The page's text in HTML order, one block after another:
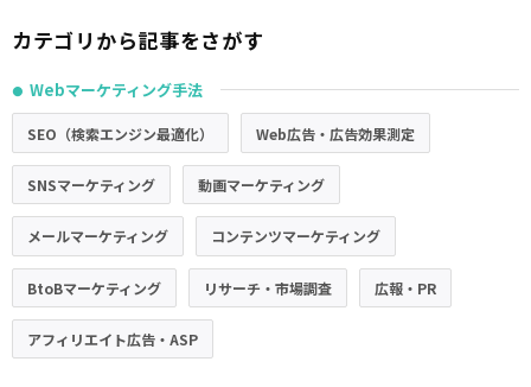
カテゴリから記事をさがす
● Webマーケティング手法
SEO（検索エンジン最適化） Web広告・広告効果測定
SNSマーケティング 動画マーケティング
メールマーケティング コンテンツマーケティング
BtoBマーケティング リサーチ・市場調査 広報・PR
アフィリエイト広告・ASP